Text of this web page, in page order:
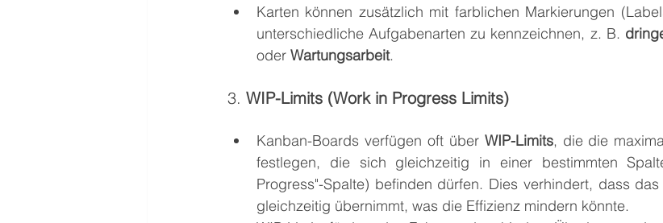
Karten können zusätzlich mit farblichen Markierungen
unterschiedliche Aufgabenarten zu kennzeichnen, z. B.
oder Wartungsarbeit.
3. WIP-Limits (Work in Progress Limits)
Kanban-Boards verfügen oft über WIP-Limits, die die
festlegen, die sich gleichzeitig in einer bestimmten
Progress"-Spalte) befinden dürfen. Dies verhindert, dass
gleichzeitig übernimmt, was die Effizienz mindern könnte.